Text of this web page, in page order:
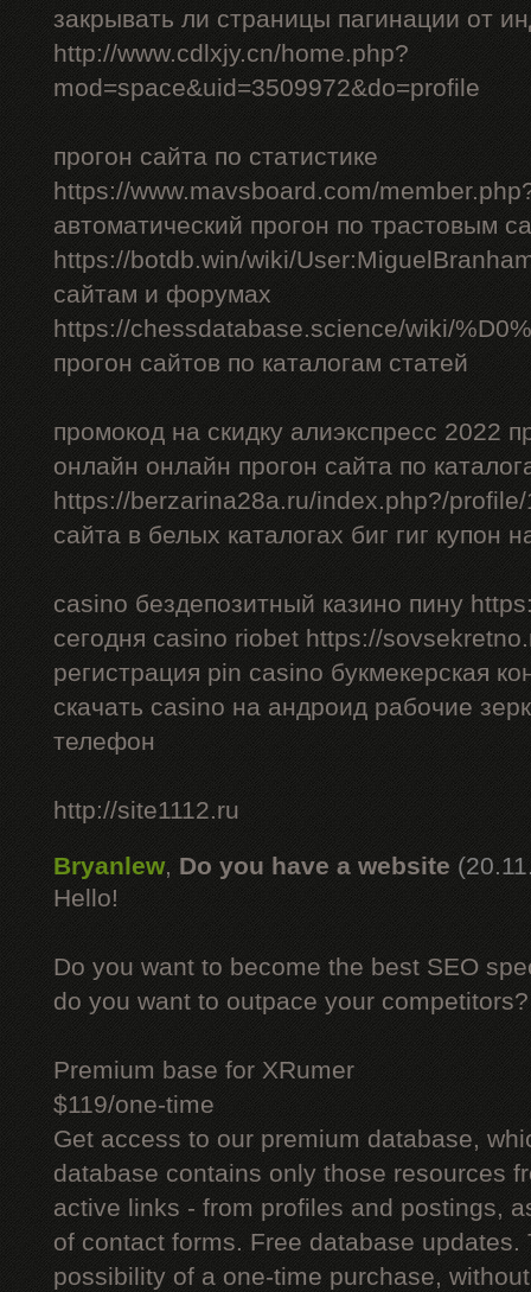
закрывать ли страницы пагинации от
http://www.cdlxjy.cn/home.php?
mod=space&uid=3509972&do=profile
прогон сайта по статистике
https://www.mavsboard.com/
автоматический прогон по трастовым
https://botdb.win/wiki/
сайтам и форумах
https://chessdatabase.science/wiki/
прогон сайтов по каталогам статей
промокод на скидку алиэкспресс 2022
онлайн онлайн прогон сайта по
https://berzarina28a.ru/index.php?/
сайта в белых каталогах биг гиг купон
casino бездепозитный казино пину
сегодня casino riobet https://
регистрация pin casino букмекерская
скачать casino на андроид рабочие
телефон
http://site1112.ru
Bryanlew, Do you have a website
Hello!
Do you want to become the best SEO
do you want to outpace your competitors?
Premium base for XRumer
$119/one-time
Get access to our premium database,
database contains only those resources
active links - from profiles and postings,
of contact forms. Free database updates.
possibility of a one-time purchase,